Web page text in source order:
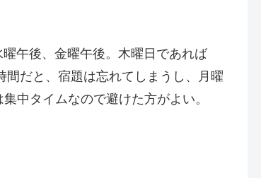
午後、金曜午後。木曜日であれば
だと、宿題は忘れてしまうし、月曜
中タイムなので避けた方がよい。